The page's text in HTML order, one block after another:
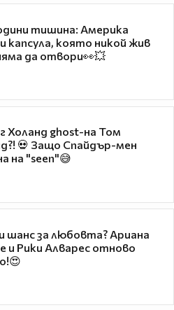
тишина: Америка
капсула, която никой жив
да отвори👀💥
Холанд ghost-на Том
💀 Защо Спайдър-мен
на "seen"😅
шанс за любовта? Ариана
и Рики Алварес отново